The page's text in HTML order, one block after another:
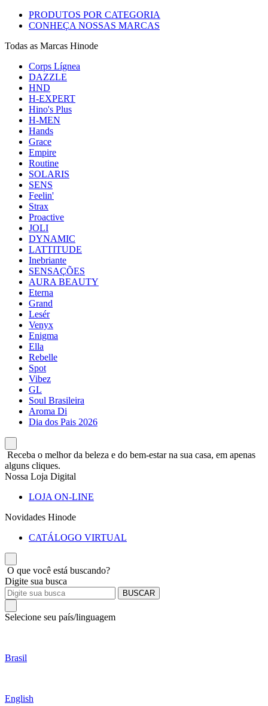
PRODUTOS POR CATEGORIA
CONHEÇA NOSSAS MARCAS
Todas as Marcas Hinode
Corps Lígnea
DAZZLE
HND
H-EXPERT
Hino's Plus
H-MEN
Hands
Grace
Empire
Routine
SOLARIS
SENS
Feelin'
Strax
Proactive
JOLI
DYNAMIC
LATTITUDE
Inebriante
SENSAÇÕES
AURA BEAUTY
Eterna
Grand
Lesér
Venyx
Enigma
Ella
Rebelle
Spot
Vibez
GL
Soul Brasileira
Aroma Di
Dia dos Pais 2026
Receba o melhor da beleza e do bem-estar na sua casa, em apenas
alguns cliques.
Nossa Loja Digital
LOJA ON-LINE
Novidades Hinode
CATÁLOGO VIRTUAL
O que você está buscando?
Digite sua busca
BUSCAR
Selecione seu país/linguagem
Brasil
English